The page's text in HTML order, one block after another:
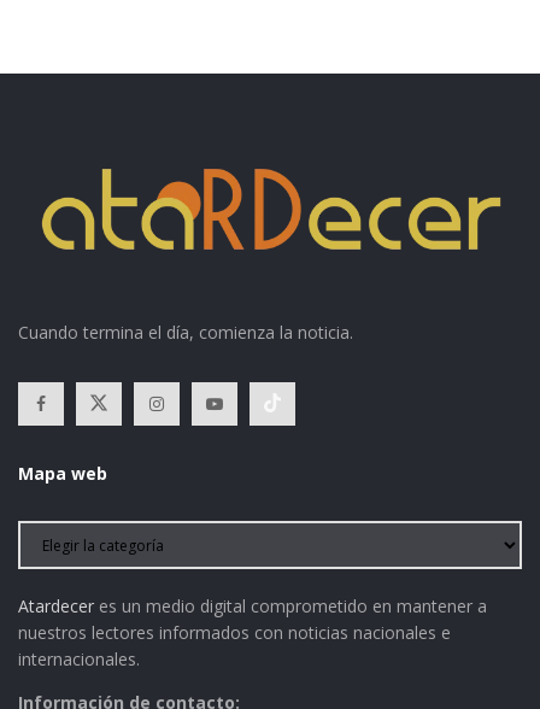
Cuando termina el día, comienza la noticia.
Mapa web
Atardecer es un medio digital comprometido en mantener a
nuestros lectores informados con noticias nacionales e
internacionales.
Información de contacto: